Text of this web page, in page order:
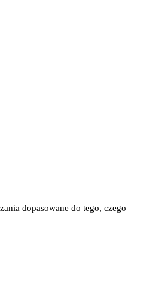
dopasowane do tego, czego